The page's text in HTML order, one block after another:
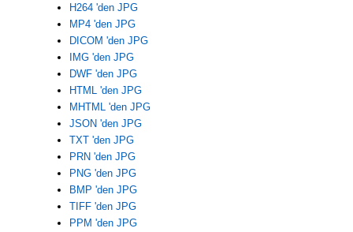
H264 'den JPG
MP4 'den JPG
DICOM 'den JPG
IMG 'den JPG
DWF 'den JPG
HTML 'den JPG
MHTML 'den JPG
JSON 'den JPG
TXT 'den JPG
PRN 'den JPG
PNG 'den JPG
BMP 'den JPG
TIFF 'den JPG
PPM 'den JPG